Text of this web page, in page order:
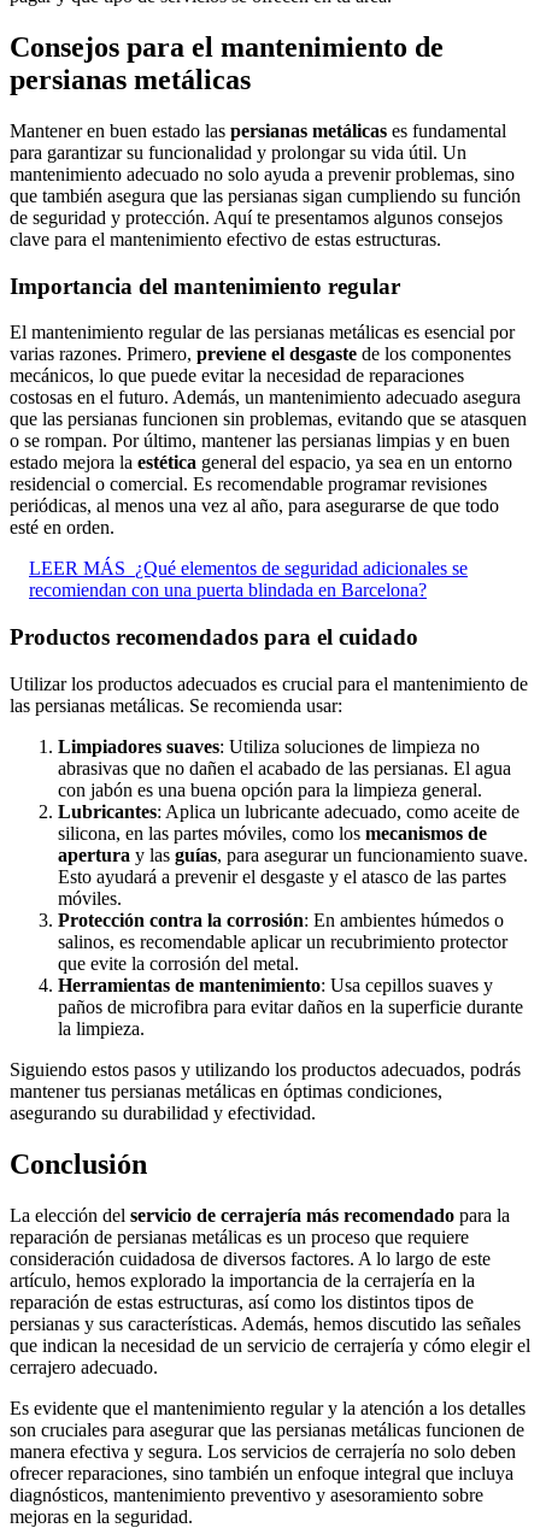
Consejos para el mantenimiento de
persianas metálicas
Mantener en buen estado las persianas metálicas es fundamental
para garantizar su funcionalidad y prolongar su vida útil. Un
mantenimiento adecuado no solo ayuda a prevenir problemas, sino
que también asegura que las persianas sigan cumpliendo su función
de seguridad y protección. Aquí te presentamos algunos consejos
clave para el mantenimiento efectivo de estas estructuras.
Importancia del mantenimiento regular
El mantenimiento regular de las persianas metálicas es esencial por
varias razones. Primero, previene el desgaste de los componentes
mecánicos, lo que puede evitar la necesidad de reparaciones
costosas en el futuro. Además, un mantenimiento adecuado asegura
que las persianas funcionen sin problemas, evitando que se atasquen
o se rompan. Por último, mantener las persianas limpias y en buen
estado mejora la estética general del espacio, ya sea en un entorno
residencial o comercial. Es recomendable programar revisiones
periódicas, al menos una vez al año, para asegurarse de que todo
esté en orden.
LEER MÁS ¿Qué elementos de seguridad adicionales se
recomiendan con una puerta blindada en Barcelona?
Productos recomendados para el cuidado
Utilizar los productos adecuados es crucial para el mantenimiento de
las persianas metálicas. Se recomienda usar:
Limpiadores suaves: Utiliza soluciones de limpieza no
abrasivas que no dañen el acabado de las persianas. El agua
con jabón es una buena opción para la limpieza general.
Lubricantes: Aplica un lubricante adecuado, como aceite de
silicona, en las partes móviles, como los mecanismos de
apertura y las guías, para asegurar un funcionamiento suave.
Esto ayudará a prevenir el desgaste y el atasco de las partes
móviles.
Protección contra la corrosión: En ambientes húmedos o
salinos, es recomendable aplicar un recubrimiento protector
que evite la corrosión del metal.
Herramientas de mantenimiento: Usa cepillos suaves y
paños de microfibra para evitar daños en la superficie durante
la limpieza.
Siguiendo estos pasos y utilizando los productos adecuados, podrás
mantener tus persianas metálicas en óptimas condiciones,
asegurando su durabilidad y efectividad.
Conclusión
La elección del servicio de cerrajería más recomendado para la
reparación de persianas metálicas es un proceso que requiere
consideración cuidadosa de diversos factores. A lo largo de este
artículo, hemos explorado la importancia de la cerrajería en la
reparación de estas estructuras, así como los distintos tipos de
persianas y sus características. Además, hemos discutido las señales
que indican la necesidad de un servicio de cerrajería y cómo elegir el
cerrajero adecuado.
Es evidente que el mantenimiento regular y la atención a los detalles
son cruciales para asegurar que las persianas metálicas funcionen de
manera efectiva y segura. Los servicios de cerrajería no solo deben
ofrecer reparaciones, sino también un enfoque integral que incluya
diagnósticos, mantenimiento preventivo y asesoramiento sobre
mejoras en la seguridad.